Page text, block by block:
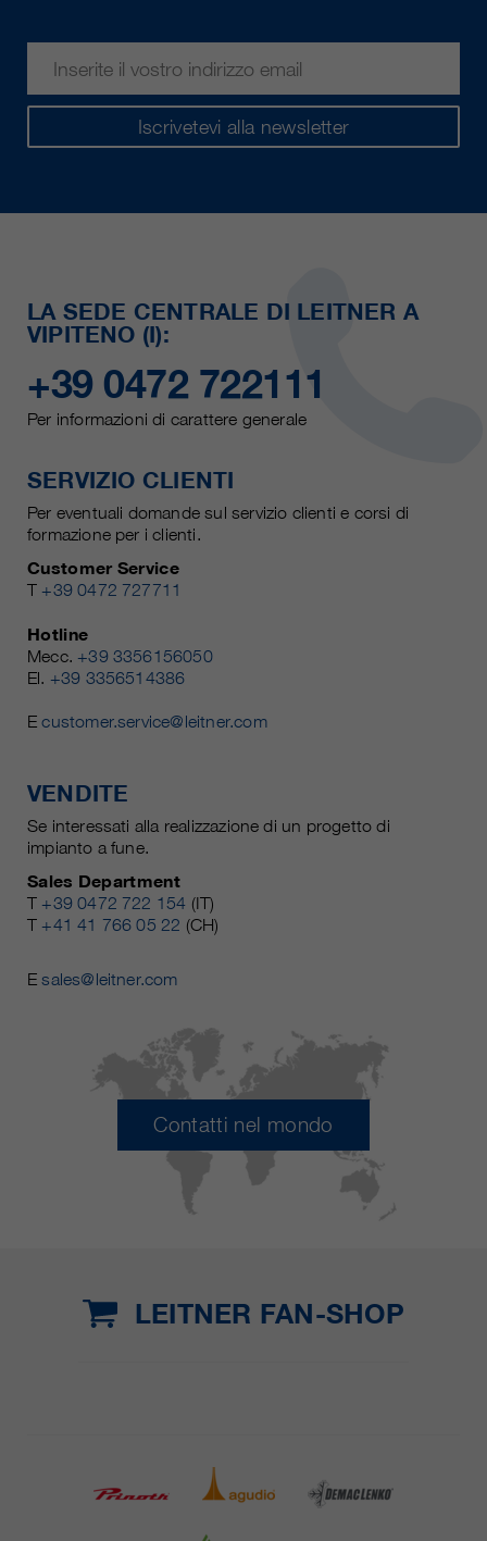
Iscrivetevi alla newsletter
LA SEDE CENTRALE DI LEITNER A
VIPITENO (I):
+39 0472 722111
Per informazioni di carattere generale
SERVIZIO CLIENTI
Per eventuali domande sul servizio clienti e corsi di
formazione per i clienti.
Customer Service
T +39 0472 727711
Hotline
Mecc. +39 3356156050
El. +39 3356514386
Ecustomer.service@leitner.com
VENDITE
Se interessati alla realizzazione di un progetto di
impianto a fune.
Sales Department
T +39 0472 722 154 (IT)
T +41 41 766 05 22 (CH)
Esales@leitner.com
Contatti nel mondo
LEITNER FAN-SHOP